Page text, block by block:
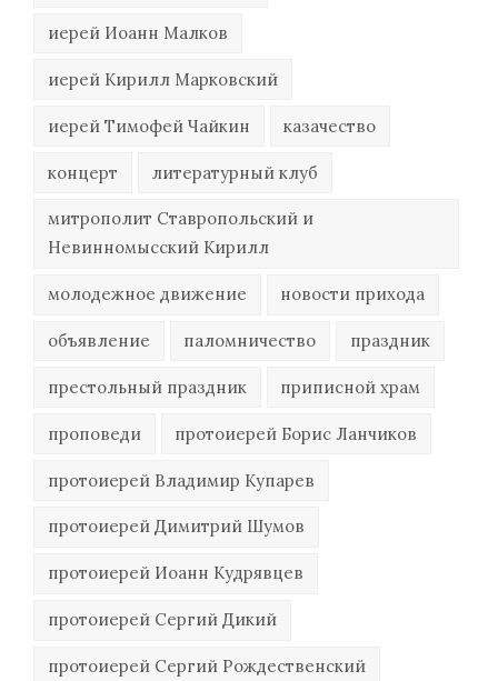
иерей Иоанн Малков
иерей Кирилл Марковский
иерей Тимофей Чайкин казачество
концерт литературный клуб
митрополит Ставропольский и
Невинномысский Кирилл
молодежное движение новости прихода
объявление паломничество праздник
престольный праздник приписной храм
проповеди протоиерей Борис Ланчиков
протоиерей Владимир Купарев
протоиерей Димитрий Шумов
протоиерей Иоанн Кудрявцев
протоиерей Сергий Дикий
протоиерей Сергий Рождественский